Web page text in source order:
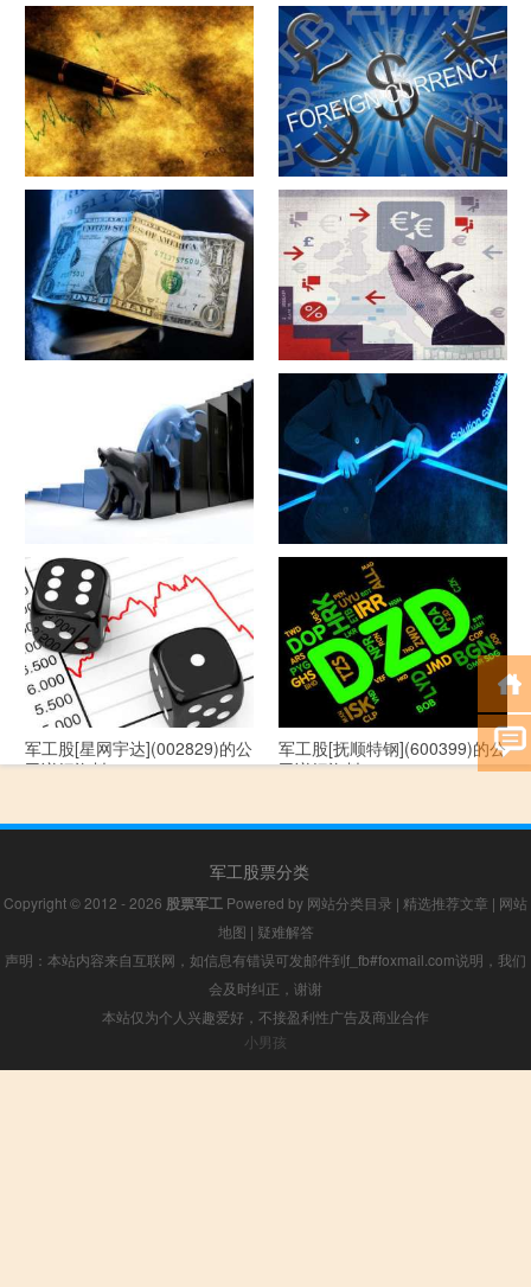
军工股[中简科技](300777)的公
司详细资料
军工股[上海瀚讯](300762)的公
司详细资料
军工股[昊华科技](600378)的公
司详细资料
江苏省[广大特材](688186)的公
司详细资料
军工股[隆盛科技](300680)的公
军工股[钢研高纳](300034)的公
司详细资料
军工股[--](002335)的公司详细
资料
军工股[华自科技](300490)的公
司详细资料
军工股[星网宇达](002829)的公
司详细资料
军工股[抚顺特钢](600399)的公
司详细资料
军工股票分类
Copyright © 2012 - 2026 股票军工 Powered by 网站分类目录 | 精选推荐文章 | 网站
地图 | 疑难解答
声明：本站内容来自互联网，如信息有错误可发邮件到f_fb#foxmail.com说明，我们
会及时纠正，谢谢
本站仅为个人兴趣爱好，不接盈利性广告及商业合作
小男孩